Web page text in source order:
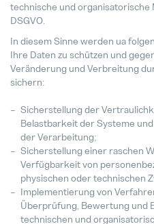
technische und organisatorische
DSGVO.
In diesem Sinne werden ua
Ihre Daten zu schützen und
Veränderung und Verbreitung
sichern:
Sicherstellung der
Belastbarkeit der Systeme
der Verarbeitung;
Sicherstellung einer raschen
Verfügbarkeit von
physischen oder technischen
Implementierung von
Überprüfung, Bewertung und
technischen und